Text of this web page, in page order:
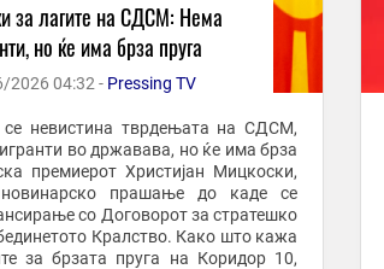
за лагите на СДСМ: Нема
но ќе има брза пруга
2026 04:32 - Pressing TV
невистина тврдењата на СДСМ,
во државава, но ќе има брза
премиерот Христијан Мицкоски,
новинарско прашање до каде се
со Договорот за стратешко
Кралство. Како што кажа
за брзата пруга на Коридор 10,